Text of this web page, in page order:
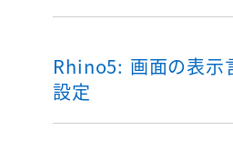
Rhino5: 画面の表示
設定